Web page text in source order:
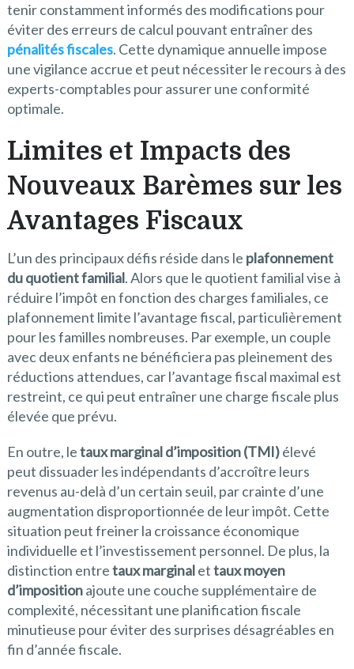
tenir constamment informés des modifications pour
éviter des erreurs de calcul pouvant entraîner des
pénalités fiscales. Cette dynamique annuelle impose
une vigilance accrue et peut nécessiter le recours à des
experts-comptables pour assurer une conformité
optimale.
Limites et Impacts des
Nouveaux Barèmes sur les
Avantages Fiscaux
L’un des principaux défis réside dans le plafonnement
du quotient familial. Alors que le quotient familial vise à
réduire l’impôt en fonction des charges familiales, ce
plafonnement limite l’avantage fiscal, particulièrement
pour les familles nombreuses. Par exemple, un couple
avec deux enfants ne bénéficiera pas pleinement des
réductions attendues, car l’avantage fiscal maximal est
restreint, ce qui peut entraîner une charge fiscale plus
élevée que prévu.
En outre, letaux marginal d’imposition (TMI)élevé
peut dissuader les indépendants d’accroître leurs
revenus au-delà d’un certain seuil, par crainte d’une
augmentation disproportionnée de leur impôt. Cette
situation peut freiner la croissance économique
individuelle et l’investissement personnel. De plus, la
distinction entretaux marginalettaux moyen
d’impositionajoute une couche supplémentaire de
complexité, nécessitant une planification fiscale
minutieuse pour éviter des surprises désagréables en
fin d’année fiscale.